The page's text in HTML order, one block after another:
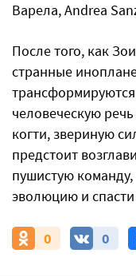
Варела, Andrea
После того, как
странные
человеческую
когти, звериную
предстоит
пушистую
эволюцию и
0 0